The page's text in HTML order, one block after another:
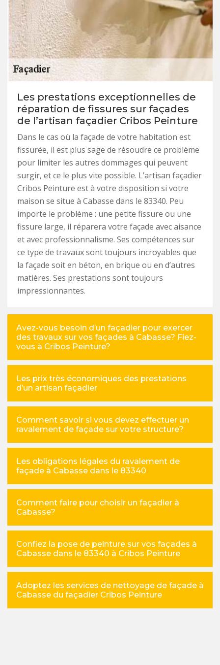
Les prestations exceptionnelles de
réparation de fissures sur façades
de l’artisan façadier Cribos Peinture
Dans le cas où la façade de votre habitation est
fissurée, il est plus sage de résoudre ce problème
pour limiter les autres dommages qui peuvent
surgir, et ce le plus vite possible. L’artisan façadier
Cribos Peinture est à votre disposition si votre
maison se situe à Cabasse dans le 83340. Peu
importe le problème : une petite fissure ou une
fissure large, il réparera votre façade avec aisance
et avec professionnalisme. Ses compétences sur
ce type de travaux sont toujours incroyables que
la façade soit en béton, en brique ou en d’autres
matières. Ses prestations sont toujours
impressionnantes.
Avez-vous besoin d’un façadier pour exercer
des travaux sur vos façades à Cabasse? Fiez-
vous à Cribos Peinture?
Les prix très économiques des prestations
d’un artisan façadier
Comment savoir si vous devez effectuer un
ravalement de façade sur votre structure?
Les obligations légales du ravalement de
façade à Cabasse dans le 83340
Comment faire pour choisir un façadier à
Cabasse?
Confiez la pose de peinture sur vos façades à
Cabasse dans le 83340 à Cribos Peinture
Adoptez les services de nettoyage de façade à
Cabasse du façadier Cribos Peinture